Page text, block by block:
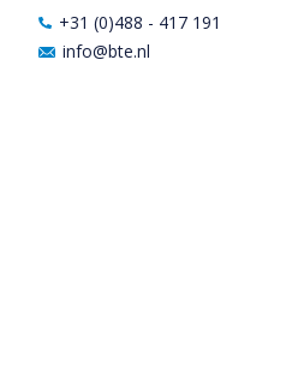
+31 (0)488 - 417 191
info@bte.nl